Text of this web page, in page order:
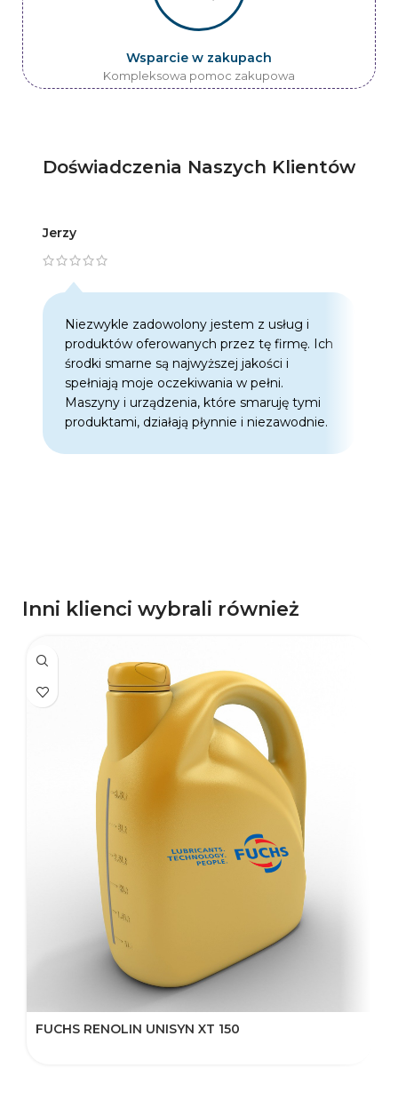
Wsparcie w zakupach
Kompleksowa pomoc zakupowa
Doświadczenia Naszych Klientów
Jerzy
Niezwykle zadowolony jestem z usług i
produktów oferowanych przez tę firmę. Ich
środki smarne są najwyższej jakości i
spełniają moje oczekiwania w pełni.
Maszyny i urządzenia, które smaruję tymi
produktami, działają płynnie i niezawodnie.
Inni klienci wybrali również
FUCHS RENOLIN UNISYN XT 150